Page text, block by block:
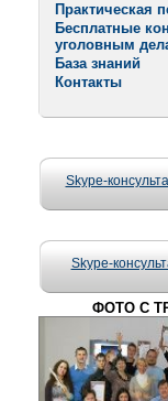
Практическая
Бесплатные
уголовным
База знаний
Контакты
Skype-
Skype-
ФОТО С